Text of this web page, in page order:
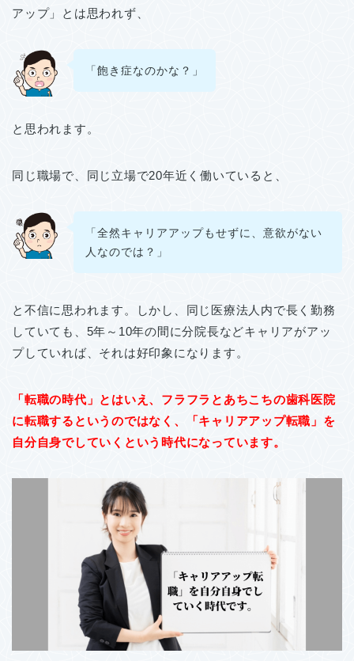
アップ」とは思われず、
「飽き症なのかな？」
と思われます。
同じ職場で、同じ立場で20年近く働いていると、
「全然キャリアアップもせずに、意欲がない
人なのでは？」
と不信に思われます。しかし、同じ医療法人内で長く勤務
していても、5年～10年の間に分院長などキャリアがアッ
プしていれば、それは好印象になります。
「転職の時代」とはいえ、フラフラとあちこちの歯科医院
に転職するというのではなく、「キャリアアップ転職」を
自分自身でしていくという時代になっています。